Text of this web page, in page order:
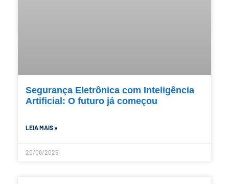
Segurança Eletrônica com Inteligência
Artificial: O futuro já começou
LEIA MAIS »
20/08/2025